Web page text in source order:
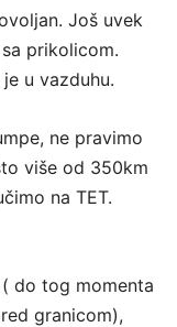
Još uvek
prikolicom.
u vazduhu.
ne pravimo
više od 350km
na TET.
do tog momenta
granicom),